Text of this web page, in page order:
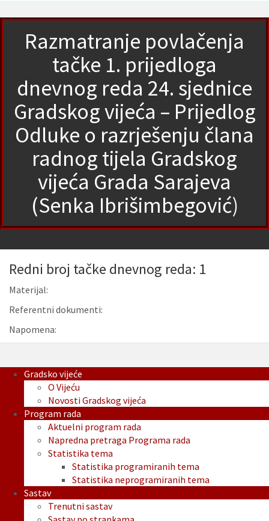
Razmatranje povlačenja
tačke 1. prijedloga
dnevnog reda 24. sjednice
Gradskog vijeća – Prijedlog
Odluke o razrješenju člana
radnog tijela Gradskog
vijeća Grada Sarajeva
(Senka Ibrišimbegović)
Redni broj tačke dnevnog reda: 1
Materijal:
Referentni dokumenti:
Napomena:
Gradsko vijeće
O Vijeću
Novosti Gradskog vijeća
Program rada
Aktuelni program rada
Napredna pretraga Programa rada
Statistika tema
Statistika programiranih tema
Statistika neprogramiranih tema
Sastav
Trenutni sastav